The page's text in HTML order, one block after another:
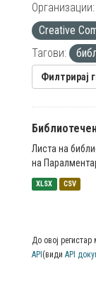
Организации:
Creative
Тагови:
Филтрирај
Листа на
на
XLSX CSV
До овој
API (види API